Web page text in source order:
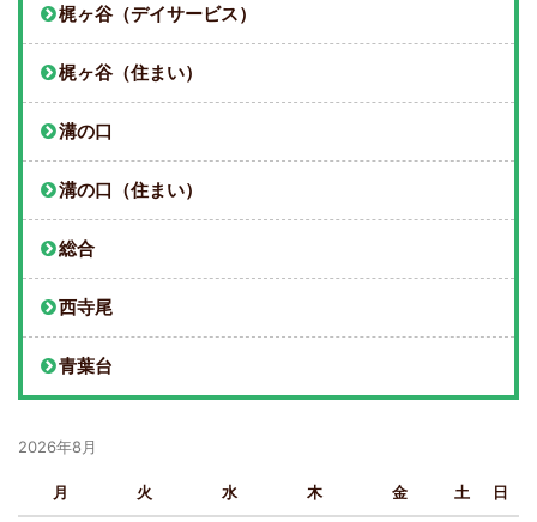
梶ヶ谷（デイサービス）
梶ヶ谷（住まい）
溝の口
溝の口（住まい）
総合
西寺尾
青葉台
2026年8月
月 火 水 木 金 土 日